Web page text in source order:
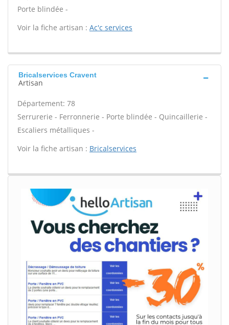
Porte blindée -
Voir la fiche artisan : Ac'c services
Bricalservices Cravent
Artisan
Département: 78
Serrurerie - Ferronnerie - Porte blindée - Quincaillerie -
Escaliers métalliques -
Voir la fiche artisan : Bricalservices